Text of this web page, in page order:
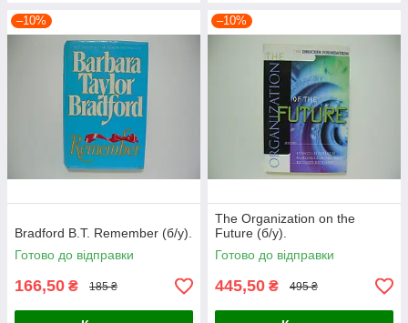
–10%
Bradford B.T. Remember (б/у).
Готово до відправки
166,50 ₴ 185 ₴
–10%
The Organization on the
Future (б/у).
Готово до відправки
445,50 ₴ 495 ₴